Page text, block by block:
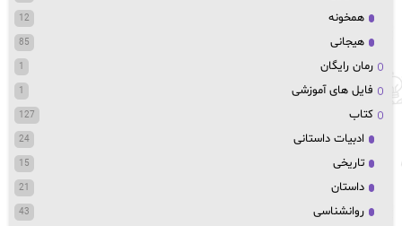
همخونه 12
هیجانی 85
رمان رایگان 1
فایل های آموزشی 1
کتاب 127
ادبیات داستانی 24
تاریخی 15
داستان 21
روانشناسی 43